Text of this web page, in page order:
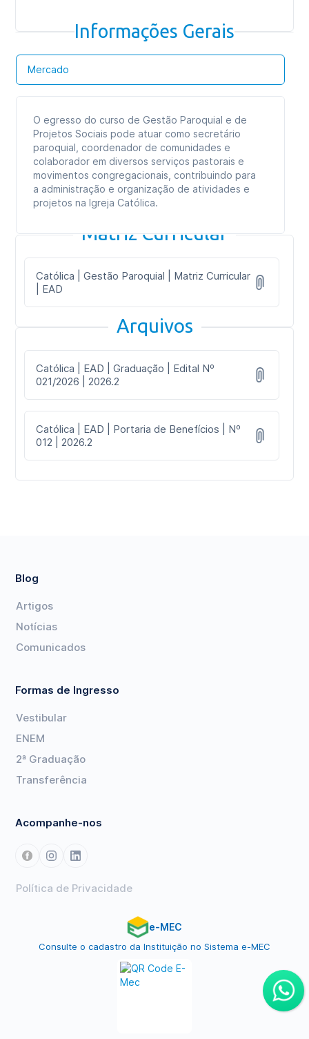
Informações Gerais
Mercado
O egresso do curso de Gestão Paroquial e de
Projetos Sociais pode atuar como secretário
paroquial, coordenador de comunidades e
colaborador em diversos serviços pastorais e
movimentos congregacionais, contribuindo para
a administração e organização de atividades e
projetos na Igreja Católica.
Matriz Curricular
Católica | Gestão Paroquial | Matriz Curricular
| EAD
Arquivos
Católica | EAD | Graduação | Edital Nº
021/2026 | 2026.2
Católica | EAD | Portaria de Benefícios | Nº
012 | 2026.2
Blog
Artigos
Notícias
Comunicados
Formas de Ingresso
Vestibular
ENEM
2ª Graduação
Transferência
Acompanhe-nos
Política de Privacidade
e-MEC
Consulte o cadastro da Instituição no Sistema e-MEC